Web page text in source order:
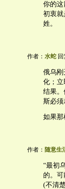
你的这
初衷
姓。
作者： 水蛇 回
俄乌
化；
结果
斯必须
如果
作者： 随意生
“最初
的。
(不清